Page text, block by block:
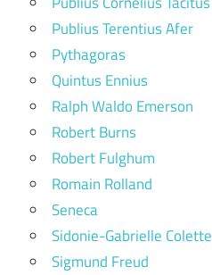
Publius Terentius Afer
Pythagoras
Quintus Ennius
Ralph Waldo Emerson
Robert Burns
Robert Fulghum
Romain Rolland
Seneca
Sidonie-Gabrielle Colette
Sigmund Freud